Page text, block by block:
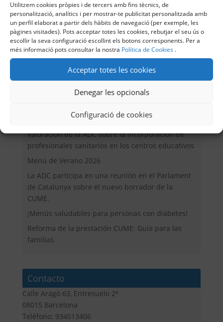
Utilitzem cookies pròpies i de tercers amb fins tècnics, de
personalització, analítics i per mostrar-te publicitat personalitzada amb
un perfil elaborat a partir dels hàbits de navegació (per exemple, les
pàgines visitades). Pots acceptar totes les cookies, rebutjar el seu ús o
escollir la seva configuració escollint els botons corresponents. Per a
més informació pots consultar la nostra Política de Cookies .
Acceptar totes les cookies
Denegar les opcionals
Configuració de cookies
Control-IQ.
de casa
Buscar
Entrades recents
Valoración de la ADC sobre la incorporación de
profesionales sanitarios en los centros educativos
Menú de Verano 2026
La ADC participa en una reunión en el Parlament
de Catalunya sobre el nuevo borrador de la
CUME.
¡Menús saludables para personas con diabetes!
Reforma de la prestación CUME: Guía para las
familias.
Contacto
Calle Aragó 63, Entresuelo 2ª
08015 Barcelona
Teléfono: 934513406